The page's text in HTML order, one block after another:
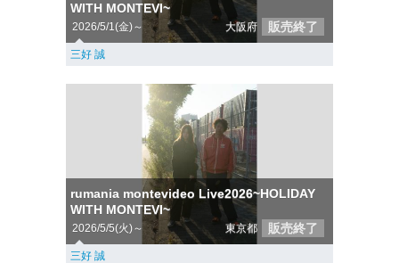
WITH MONTEVI~
2026/5/1(金)～ 大阪府 販売終了
三好 誠
rumania montevideo Live2026~HOLIDAY
WITH MONTEVI~
2026/5/5(火)～ 東京都 販売終了
三好 誠